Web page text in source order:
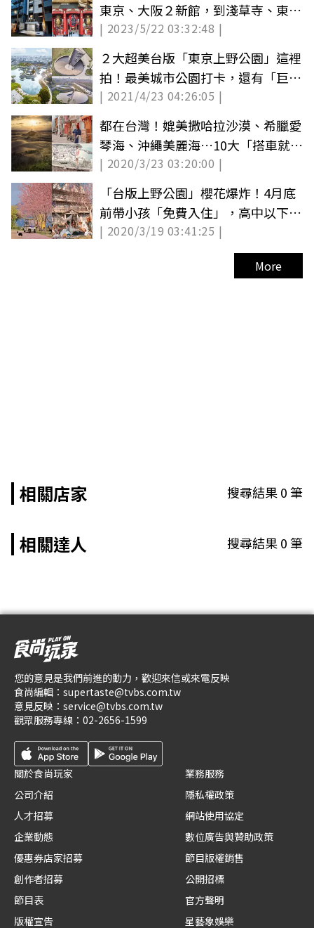
東京、大阪２新館，到淺草寺、東京
樹都方便
| 2023/5/22 03:32:48 |
２大超美台版「東京上野公園」這裡
拍！最美城市公園打卡，還有「巨型
沙坑」得獎園區
| 2021/4/23 04:26:05 |
都在台灣！媲美撒哈拉沙漠、希臘愛
琴海、沖繩美麗海…10大「搭車就
到」打卡點快筆記
| 2020/3/23 03:20:00 |
「台版上野公園」櫻花爆炸！4月底
前帶小孩「免費入住」，高中以下學
生都算
| 2020/3/19 03:41:25 |
More
相關店家 搜尋結果0筆
相關達人 搜尋結果0筆
您的意見是我們前進的動力，歡迎來信或來電反映
食尚編輯： supertaste@tvbs.com.tw
意見反映： service@tvbs.com.tw
觀眾服務專線： 02-2656-1599
關於食尚玩家
公司介紹
人才招募
企業動態
優惠券店家招募
創作者招募
節目表
版權宣告
業務服務
隱私權政策
網站使用協定
數位廣告與贊助政策
節目版權銷售
公開招標
官方聲明
星藝象娛樂